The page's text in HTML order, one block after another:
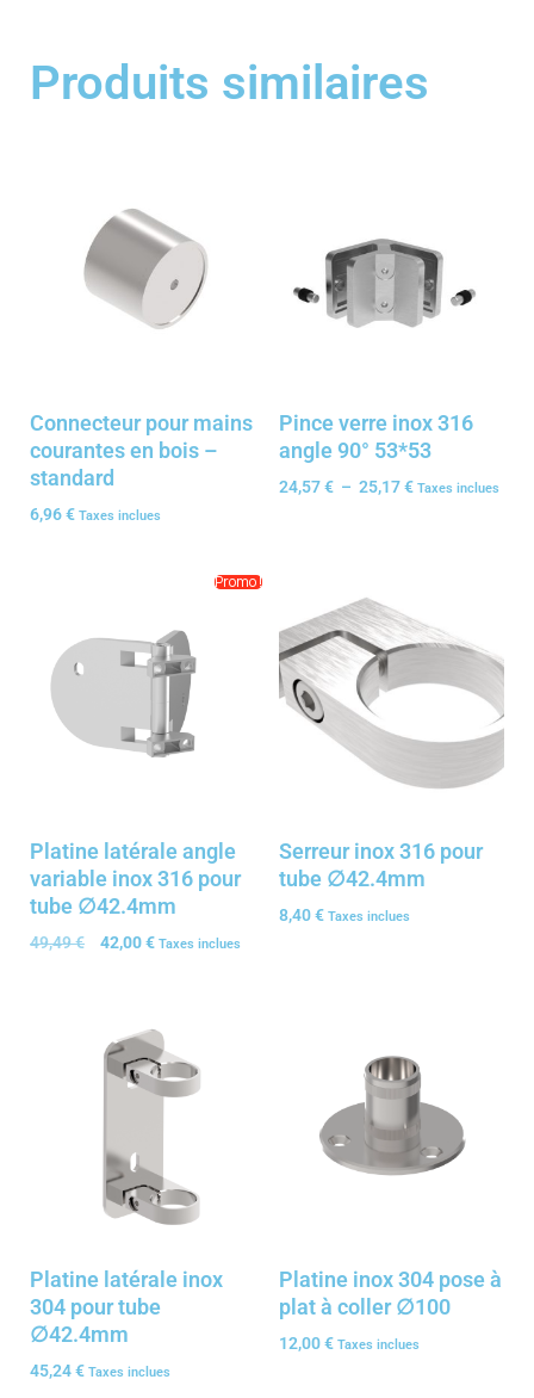
Produits similaires
Connecteur pour mains
courantes en bois –
standard
6,96€ Taxes inclues
Pince verre inox 316
angle 90° 53*53
24,57€ – 25,17€ Taxes inclues
Promo !
Platine latérale angle
variable inox 316 pour
tube ∅42.4mm
49,49€ 42,00€ Taxes inclues
Serreur inox 316 pour
tube ∅42.4mm
8,40€ Taxes inclues
Platine latérale inox
304 pour tube
∅42.4mm
45,24€ Taxes inclues
Platine inox 304 pose à
plat à coller ∅100
12,00€ Taxes inclues